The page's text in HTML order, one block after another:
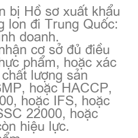
bị Hồ sơ xuất khẩu
lon đi Trung Quốc:
doanh.
cơ sở đủ điều
phẩm, hoặc xác
lượng sản
hoặc HACCP,
hoặc IFS, hoặc
22000, hoặc
hiệu lực.